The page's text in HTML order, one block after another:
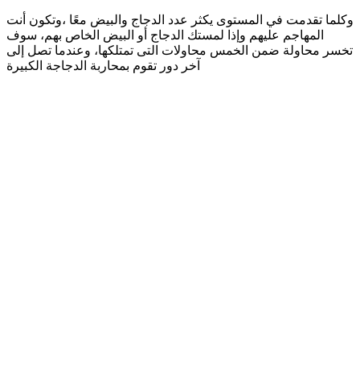
وكلما تقدمت في المستوى يكثر عدد الدجاج والبيض معًا ،وتكون أنت
المهاجم عليهم وإذا لمستك الدجاج أو البيض الخاص بهم، سوف
تخسر محاولة ضمن الخمس محاولات التى تمتلكها، وعندما تصل إلى
آخر دور تقوم بمحاربة الدجاجة الكبيرة